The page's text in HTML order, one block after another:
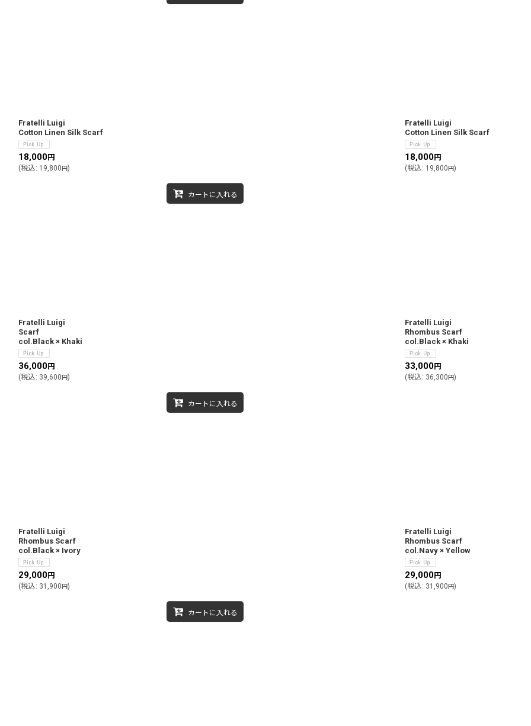
Fratelli Luigi
Cotton Linen Silk Scarf
18,000円
(税込: 19,800 円)
カートに入れる
Fratelli Luigi
Cotton Linen Silk Scarf
18,000円
(税込: 19,800 円)
Fratelli Luigi
Scarf
col.Black × Khaki
36,000円
(税込: 39,600 円)
カートに入れる
Fratelli Luigi
Rhombus Scarf
col.Black × Khaki
33,000円
(税込: 36,300 円)
Fratelli Luigi
Rhombus Scarf
col.Black × Ivory
29,000円
(税込: 31,900 円)
カートに入れる
Fratelli Luigi
Rhombus Scarf
col.Navy × Yellow
29,000円
(税込: 31,900 円)